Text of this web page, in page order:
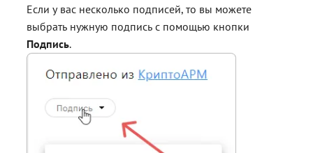
Если у вас несколько подписей, то вы можете
выбрать нужную подпись с помощью кнопки
Подпись.